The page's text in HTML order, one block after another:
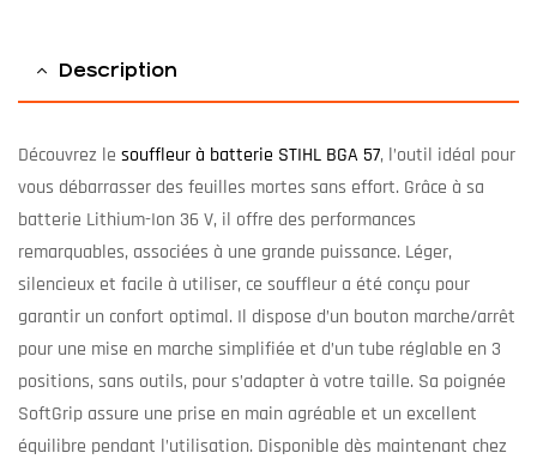
Description
Découvrez le souffleur à batterie STIHL BGA 57, l’outil idéal pour
vous débarrasser des feuilles mortes sans effort. Grâce à sa
batterie Lithium-Ion 36 V, il offre des performances
remarquables, associées à une grande puissance. Léger,
silencieux et facile à utiliser, ce souffleur a été conçu pour
garantir un confort optimal. Il dispose d’un bouton marche/arrêt
pour une mise en marche simplifiée et d’un tube réglable en 3
positions, sans outils, pour s’adapter à votre taille. Sa poignée
SoftGrip assure une prise en main agréable et un excellent
équilibre pendant l’utilisation. Disponible dès maintenant chez